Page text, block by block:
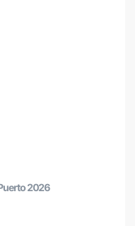
2026